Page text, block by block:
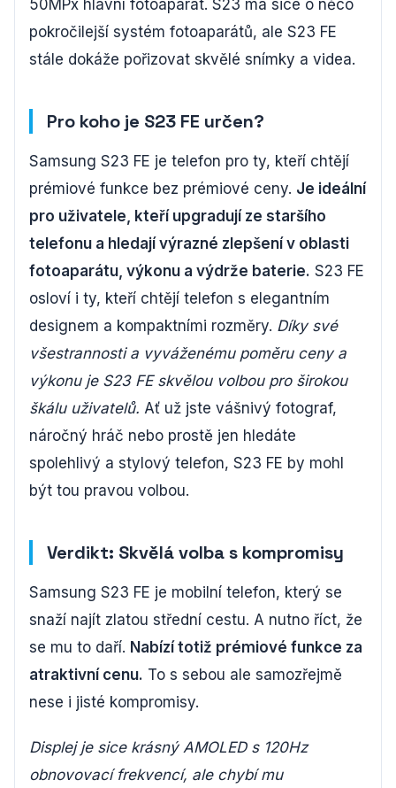
50MPx hlavní fotoaparát. S23 má sice o něco
pokročilejší systém fotoaparátů, ale S23 FE
stále dokáže pořizovat skvělé snímky a videa.
Pro koho je S23 FE určen?
Samsung S23 FE je telefon pro ty, kteří chtějí
prémiové funkce bez prémiové ceny. Je ideální
pro uživatele, kteří upgradují ze staršího
telefonu a hledají výrazné zlepšení v oblasti
fotoaparátu, výkonu a výdrže baterie. S23 FE
osloví i ty, kteří chtějí telefon s elegantním
designem a kompaktními rozměry. Díky své
všestrannosti a vyváženému poměru ceny a
výkonu je S23 FE skvělou volbou pro širokou
škálu uživatelů. Ať už jste vášnivý fotograf,
náročný hráč nebo prostě jen hledáte
spolehlivý a stylový telefon, S23 FE by mohl
být tou pravou volbou.
Verdikt: Skvělá volba s kompromisy
Samsung S23 FE je mobilní telefon, který se
snaží najít zlatou střední cestu. A nutno říct, že
se mu to daří. Nabízí totiž prémiové funkce za
atraktivní cenu. To s sebou ale samozřejmě
nese i jisté kompromisy.
Displej je sice krásný AMOLED s 120Hz
obnovovací frekvencí, ale chybí mu